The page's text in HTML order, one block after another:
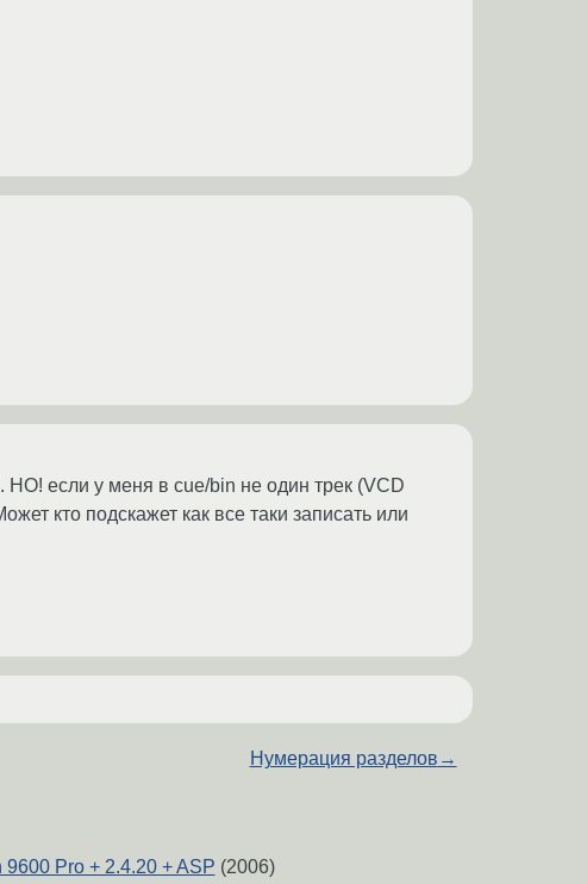
НО! если у меня в cue/bin не один трек (VCD
кто подскажет как все таки записать или
Нумерация разделов →
9600 Pro + 2.4.20 + ASP (2006)